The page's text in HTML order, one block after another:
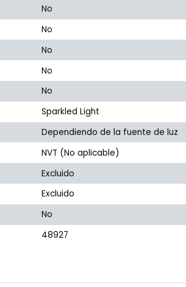
No
No
No
No
No
Sparkled Light
Dependiendo de la fuente de luz
NVT (No aplicable)
Excluido
Excluido
No
48927